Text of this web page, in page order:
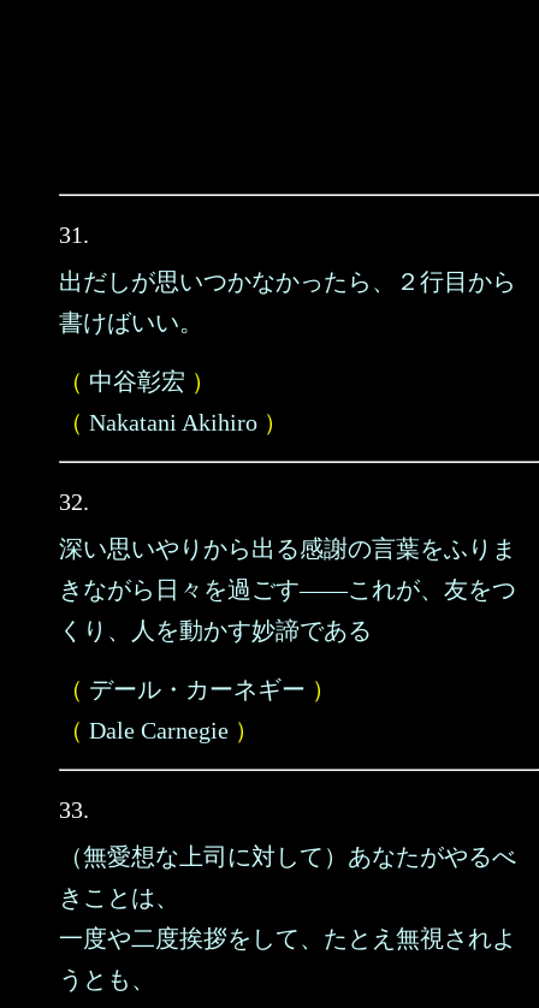
31.
出だしが思いつかなかったら、２行目から
書けばいい。
（ 中谷彰宏 ）
（ Nakatani Akihiro ）
32.
深い思いやりから出る感謝の言葉をふりま
きながら日々を過ごす――これが、友をつ
くり、人を動かす妙諦である
（ デール・カーネギー ）
（ Dale Carnegie ）
33.
（無愛想な上司に対して）あなたがやるべ
きことは、
一度や二度挨拶をして、たとえ無視されよ
うとも、